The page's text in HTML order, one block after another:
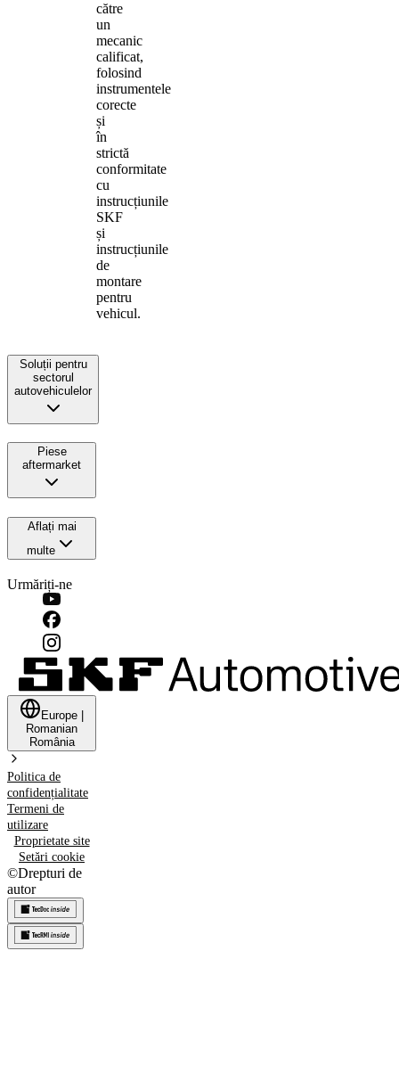
către
un
mecanic
calificat,
folosind
instrumentele
corecte
și
în
strictă
conformitate
cu
instrucțiunile
SKF
și
instrucțiunile
de
montare
pentru
vehicul.
Soluții pentru
sectorul
autovehiculelor
Piese
aftermarket
Aflați mai
multe
Urmăriți-ne
Europe
Romanian
România
Politica de
confidențialitate
Termeni de
utilizare
Proprietate site
Setări cookie
©Drepturi de
autor